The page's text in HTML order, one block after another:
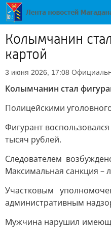
Колымчанин
картой
3 июня 2026, 17:08
Колымчанин стал
Полицейскими
Фигурант
тысяч рублей.
Следователем
Максимальная санкция –
Участковым
административным
Мужчина нарушил